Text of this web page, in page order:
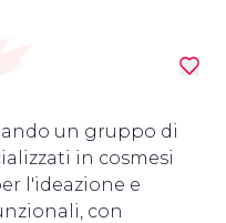
un gruppo di
in cosmesi
l'ideazione e
con